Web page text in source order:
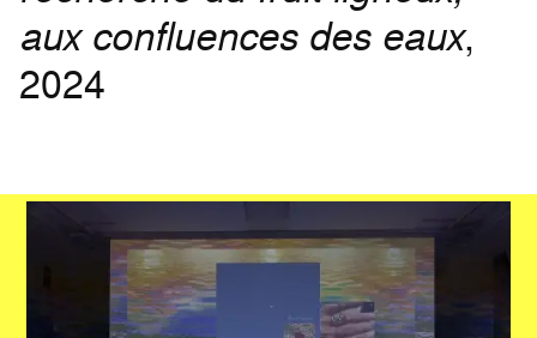
aux confluences des eaux,
2024